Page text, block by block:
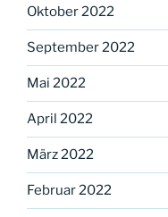
Oktober 2022
September 2022
Mai 2022
April 2022
März 2022
Februar 2022